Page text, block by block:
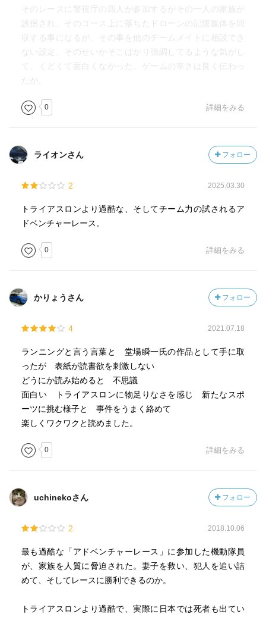
そのレースに警視庁の四人が参加するがその一人の家族が
誘拐され、そのコース上に落ちたドローンの記憶媒体を回
収する事になるが、その事を他のチームメイトに相談でき
ない設定。そのせいかそこばかり強調してるような気がし
て、くどくて面白くなかった。ゲームの辛さは良く伝わっ
たが。
0 詳細をみる
ライオンさん フォロー
2 2025.03.30
トライアスロンより過酷な、そしてチーム力の試されるア
ドベンチャーレース。
0 詳細をみる
かりょうさん フォロー
4 2021.07.18
ランニングと言う言葉と 堂場瞬一氏の作品として手に取
ったが 表紙が読書欲を刺激しない
どうにか読み始めると 不思議
面白い トライアスロンに物足りなさを感じ 新たなスポ
ーツに挑む様子と 事件をうまく絡めて
楽しくワクワクと読めました。
0 詳細をみる
uchinekoさん フォロー
2 2018.10.06
最も過酷な「アドベンチャーレース」に参加した機動隊員
が、家族を人質に脅迫された。妻子を救い、犯人を追い詰
めて、そしてレースに勝利できるのか。
トライアスロンより過酷で、実際に日本では死者も出てい